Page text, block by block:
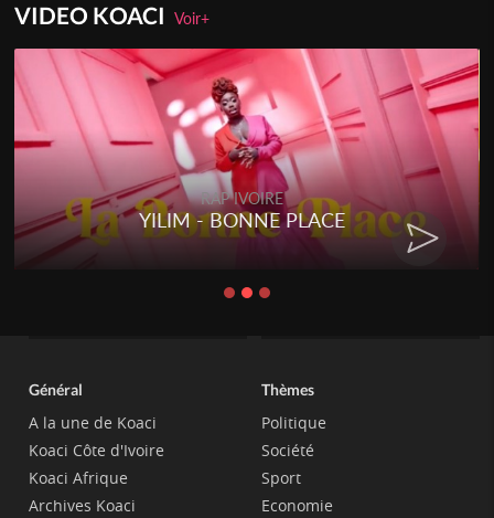
VIDEO KOACIVoir+
RAP IVOIRE
RENARD BARAKISSA - DOS DE
CHAT
Général
A la une de Koaci
Koaci Côte d'Ivoire
Koaci Afrique
Archives Koaci
Thèmes
Politique
Société
Sport
Economie